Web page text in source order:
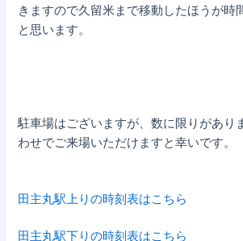
きますので久留米まで移動したほうが時
と思います。
駐車場はございますが、数に限りがあり
わせでご来場いただけますと幸いです。
田主丸駅上りの時刻表はこちら
田主丸駅下りの時刻表はこちら